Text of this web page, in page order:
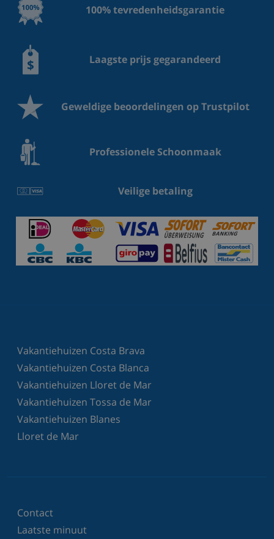
100% tevredenheidsgarantie
Laagste prijs gegarandeerd
Geweldige beoordelingen op Trustpilot
Professionele Schoonmaak
Veilige betaling
Vakantiehuizen Costa Brava
Vakantiehuizen Costa Blanca
Vakantiehuizen Lloret de Mar
Vakantiehuizen Tossa de Mar
Vakantiehuizen Blanes
Lloret de Mar
Contact
Laatste minuut